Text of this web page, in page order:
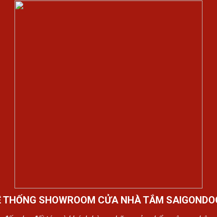
THỐNG SHOWROOM CỬA NHÀ TẮM